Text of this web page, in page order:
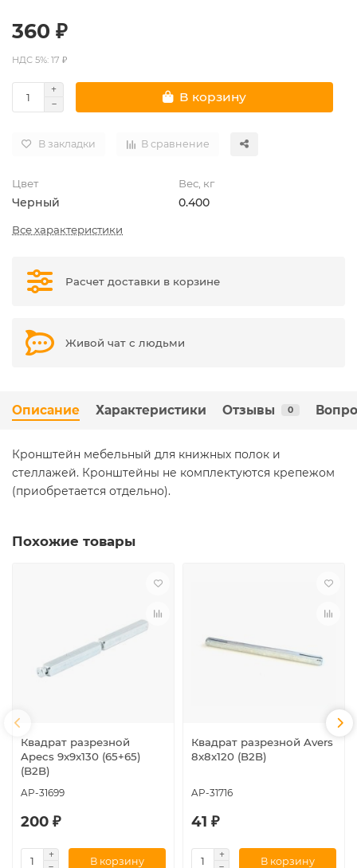
360 ₽
НДС 5%: 17 ₽
В корзину
В закладки В сравнение
Цвет
Черный
Вес, кг
0.400
Все характеристики
Расчет доставки в корзине
Живой чат с людьми
Описание Характеристики Отзывы 0
Кронштейн мебельный для книжных полок и
стеллажей. Кронштейны не комплектуются крепежом
(приобретается отдельно).
Похожие товары
Квадрат разрезной
Apecs 9x9x130 (65+65)
(B2B)
AP-31699
200 ₽
В корзину
Квадрат разрезной Avers
8x8x120 (B2B)
AP-31716
41 ₽
В корзину